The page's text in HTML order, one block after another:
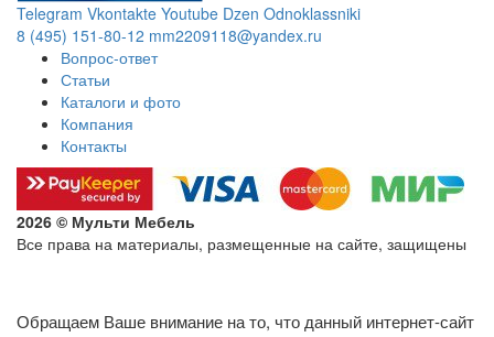
Telegram Vkontakte Youtube Dzen Odnoklassniki
8 (495) 151-80-12 mm2209118@yandex.ru
Вопрос-ответ
Статьи
Каталоги и фото
Компания
Контакты
2026 © Мульти Мебель
Все права на материалы, размещенные на сайте, защищены
Обращаем Ваше внимание на то, что данный интернет-сайт